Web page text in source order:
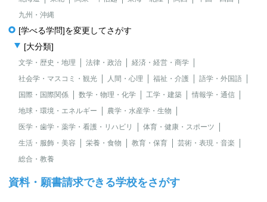
九州・沖縄
[学べる学問]を変更してさがす
[大分類]
文学・歴史・地理 法律・政治
経済・経営・商学
社会学・マスコミ・観光
人間・心理 福祉・介護
語学・外国語
国際・国際関係
数学・物理・化学 工学・建築
情報学・通信
地球・環境・エネルギー
農学・水産学・生物
医学・歯学・薬学・看護・リハビリ
体育・健康・スポーツ
生活・服飾・美容
栄養・食物 教育・保育
芸術・表現・音楽
総合・教養
資料・願書請求できる学校をさがす